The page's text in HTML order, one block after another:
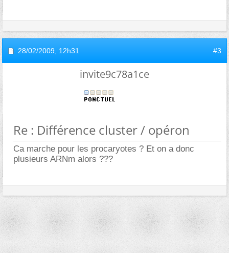
28/02/2009, 12h31 #3
invite9c78a1ce
Re : Différence cluster / opéron
Ca marche pour les procaryotes ? Et on a donc
plusieurs ARNm alors ???